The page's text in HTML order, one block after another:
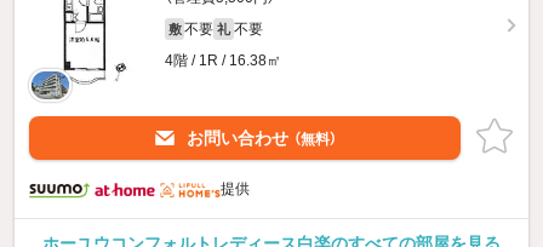
敷 不要 礼 不要
4階 / 1R / 16.38㎡
お問い合わせ （無料）
提供